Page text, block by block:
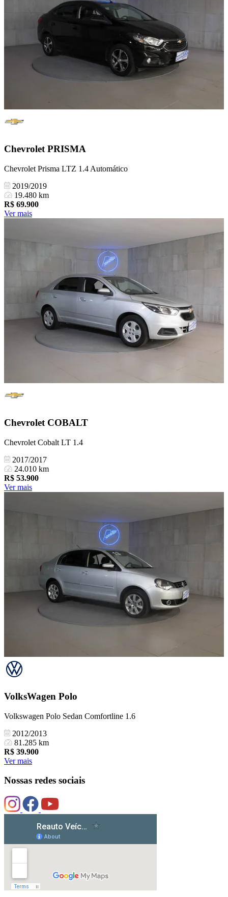
ChevroletPRISMA
Chevrolet Prisma LTZ 1.4 Automático
2019/2019
19.480 km
R$ 69.900
Ver mais
Chevrolet COBALT
Chevrolet Cobalt LT 1.4
2017/2017
24.010 km
R$ 53.900
Ver mais
VolksWagen Polo
Volkswagen Polo Sedan Comfortline 1.6
2012/2013
81.285 km
R$ 39.900
Ver mais
Nossas redes sociais